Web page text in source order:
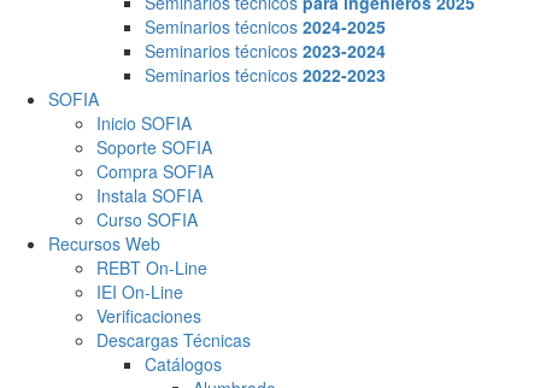
Seminarios técnicos 2024-2025
Seminarios técnicos 2023-2024
Seminarios técnicos 2022-2023
SOFIA
Inicio SOFIA
Soporte SOFIA
Compra SOFIA
Instala SOFIA
Curso SOFIA
Recursos Web
REBT On-Line
IEI On-Line
Verificaciones
Descargas Técnicas
Catálogos